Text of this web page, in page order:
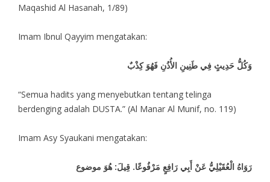
Maqashid Al Hasanah, 1/89)
Imam Ibnul Qayyim mengatakan:
وَكُلُّ حَدِيثٍ فِي طَنِينِ الأُذُنِ فَهُوَ كِذْبٌ
“Semua hadits yang menyebutkan tentang telinga
berdenging adalah DUSTA.” (Al Manar Al Munif, no. 119)
Imam Asy Syaukani mengatakan:
رَوَاهُ الْعُقَيْلِيُّ عَنْ أَبِي رَافِعٍ مَرْفُوعًا. قِيلَ: هُوَ موضوع